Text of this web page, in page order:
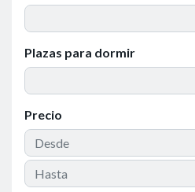
Plazas para dormir
Precio